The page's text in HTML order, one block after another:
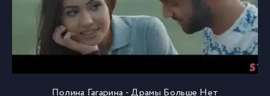
Полина Гагарина - Драмы Больше Нет